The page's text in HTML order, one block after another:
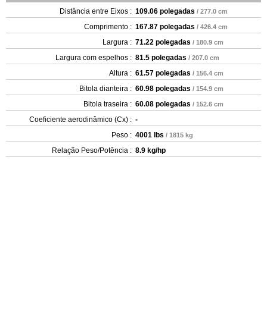
Distância entre Eixos : 109.06 polegadas / 277.0 cm
Comprimento : 167.87 polegadas / 426.4 cm
Largura : 71.22 polegadas / 180.9 cm
Largura com espelhos : 81.5 polegadas / 207.0 cm
Altura : 61.57 polegadas / 156.4 cm
Bitola dianteira : 60.98 polegadas / 154.9 cm
Bitola traseira : 60.08 polegadas / 152.6 cm
Coeficiente aerodinâmico (Cx) : -
Peso : 4001 lbs / 1815 kg
Relação Peso/Potência : 8.9 kg/hp